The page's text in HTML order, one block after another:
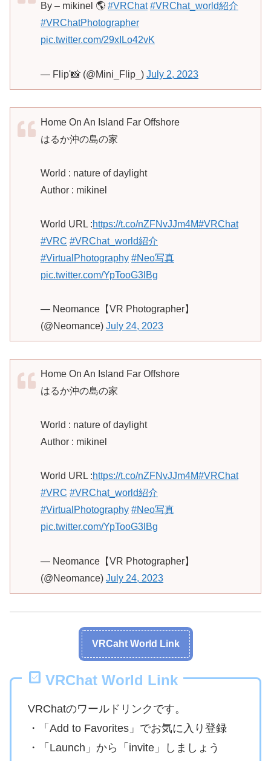
By – mikinel 🌎 #VRChat #VRChat_world紹介
#VRChatPhotographer
pic.twitter.com/29xILo42vK
— Flip'📸 (@Mini_Flip_) July 2, 2023
Home On An Island Far Offshore
はるか沖の島の家
World : nature of daylight
Author : mikinel
World URL :https://t.co/nZFNvJJm4M#VRChat
#VRC #VRChat_world紹介
#VirtualPhotography #Neo写真
pic.twitter.com/YpTooG3lBg
— Neomance【VR Photographer】
(@Neomance) July 24, 2023
Home On An Island Far Offshore
はるか沖の島の家
World : nature of daylight
Author : mikinel
World URL :https://t.co/nZFNvJJm4M#VRChat
#VRC #VRChat_world紹介
#VirtualPhotography #Neo写真
pic.twitter.com/YpTooG3lBg
— Neomance【VR Photographer】
(@Neomance) July 24, 2023
VRCaht World Link
VRChat World Link
VRChatのワールドリンクです。
・「Add to Favorites」でお気に入り登録
・「Launch」から「invite」しましょう